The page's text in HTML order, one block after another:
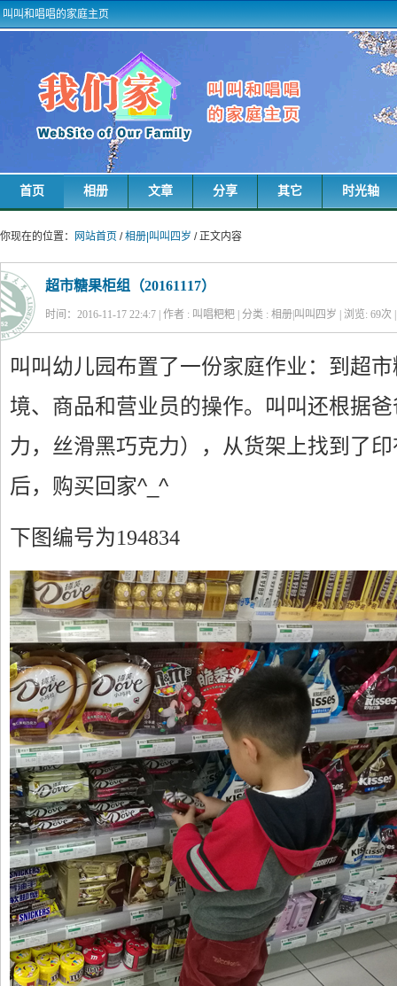
叫叫和唱唱的家庭主页
首页 相册 文章 分享 其它 时光轴
你现在的位置： 网站首页 /相册|叫叫四岁 / 正文内容
超市糖果柜组（20161117）
时间：2016-11-17 22:4:7 | 作者 : 叫唱粑粑 | 分类 : 相册|叫叫四岁 | 浏览: 69次
叫叫幼儿园布置了一份家庭作业：到超
境、商品和营业员的操作。叫叫还根据
力，丝滑黑巧克力），从货架上找到了
后，购买回家^_^
下图编号为194834